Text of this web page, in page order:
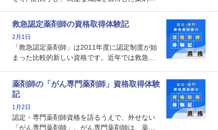
や、特有の疾患、心理状況を理解し、専門性を
深めることで、子どもとその保護者に寄り添え
る存在です。今回はそんな小児薬物療法認定薬
剤師の取得体験記をご紹介します。
救急認定薬剤師の資格取得体験記
2月1日
「救急認定薬剤師」は2011年度に認定制度が始
まった比較的新しい資格です。近年では救急病
とから、救急認定薬剤師を目指す病院薬剤師も
増えているのではないでしょうか。今回はそん
な救急認定薬剤師の取得体験記をご紹介しま
す。
薬剤師の「がん専門薬剤師」資格取得体験
記
1月2日
認定・専門薬剤師資格を語るうえで、外せない
「がん専門薬剤師」。がん専門薬剤師は、薬剤